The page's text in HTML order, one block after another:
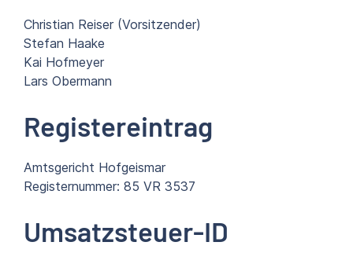
Christian Reiser (Vorsitzender)
Stefan Haake
Kai Hofmeyer
Lars Obermann
Registereintrag
Amtsgericht Hofgeismar
Registernummer: 85 VR 3537
Umsatzsteuer-ID